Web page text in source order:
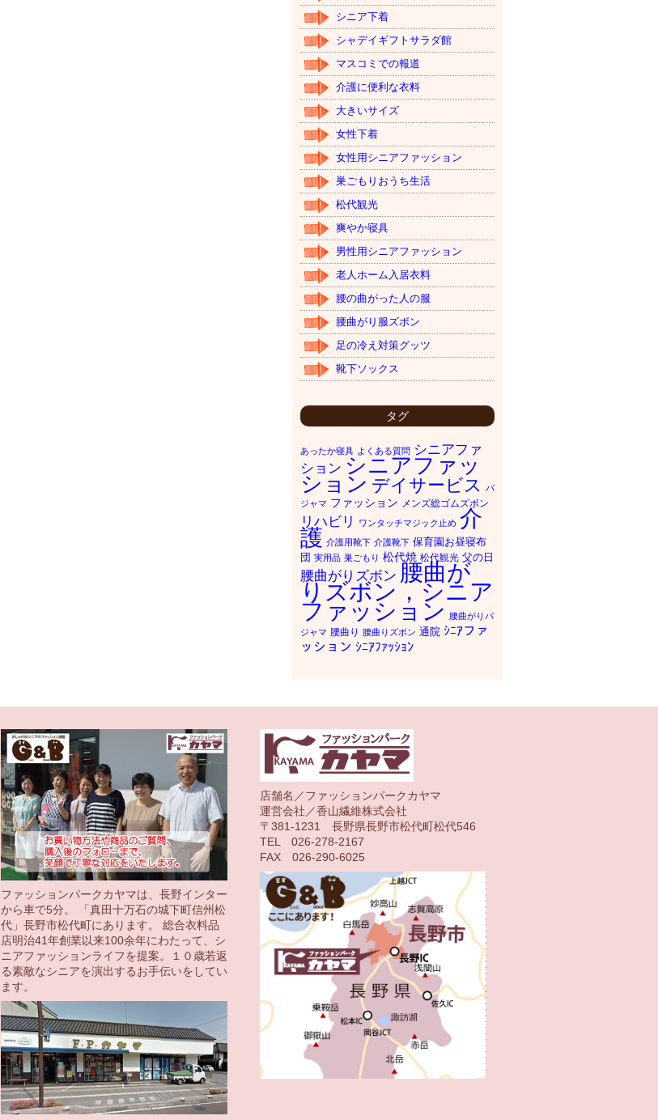
シニア下着
シャデイギフトサラダ館
マスコミでの報道
介護に便利な衣料
大きいサイズ
女性下着
女性用シニアファッション
巣ごもりおうち生活
松代観光
爽やか寝具
男性用シニアファッション
老人ホーム入居衣料
腰の曲がった人の服
腰曲がり服ズボン
足の冷え対策グッツ
靴下ソックス
タグ
あったか寝具 よくある質問 シニアファ
ション シニアファッ
ション デイサービス
パ
ジャマ ファッション メンズ総ゴムズボン
リハビリ ワンタッチマジック止め 介
護 介護用靴下 介護靴下 保育園お昼寝布
団 実用品 巣ごもり 松代焼 松代観光 父の日
腰曲がりズボン 腰曲が
りズボン，シニア
ファッション
腰曲がりパ
ジャマ 腰曲り 腰曲りズボン 通院 ｼﾆｱファ
ッション ｼﾆｱﾌｧｯｼｮﾝ
ファッションパークカヤマは、長野インター
から車で5分。 「真田十万石の城下町信州松
代」長野市松代町にあります。 総合衣料品
店明治41年創業以来100余年にわたって、シ
ニアファッションライフを提案。１０歳若返
る素敵なシニアを演出するお手伝いをしてい
ます。
店舗名／ファッションパークカヤマ
運営会社／香山繊維株式会社
〒381-1231 長野県長野市松代町松代546
TEL 026-278-2167
FAX 026-290-6025